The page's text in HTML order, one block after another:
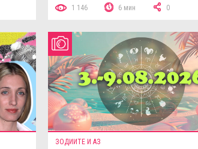
1 146 6 мин 0
ЗОДИИТЕ И АЗ